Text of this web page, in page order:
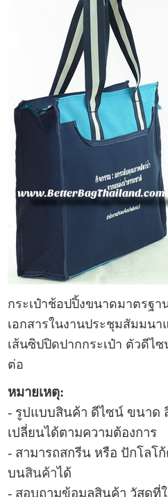
กระเป๋าช้อปปิ้งขนาดมาตรฐา
เอกสารในงานประชุมสัมมนา
เส้นซิปปิดปากกระเป๋า ตัวดีไซ
ต่อ
หมายเหตุ:
- รูปแบบสินค้า ดีไซน์ ขนาด
เปลี่ยนได้ตามความต้องการ
- สามารถสกรีน หรือ ปักโลโ
บนสินค้าได้
- สอบถามข้อมูลสินค้า วัสดุที่